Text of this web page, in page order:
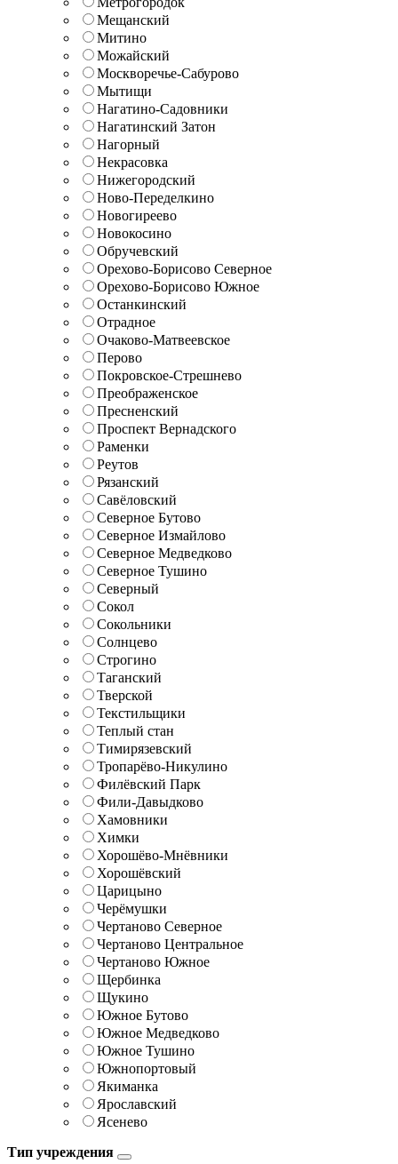
Мещанский
Митино
Можайский
Москворечье-Сабурово
Мытищи
Нагатино-Садовники
Нагатинский Затон
Нагорный
Некрасовка
Нижегородский
Ново-Переделкино
Новогиреево
Новокосино
Обручевский
Орехово-Борисово Северное
Орехово-Борисово Южное
Останкинский
Отрадное
Очаково-Матвеевское
Перово
Покровское-Стрешнево
Преображенское
Пресненский
Проспект Вернадского
Раменки
Реутов
Рязанский
Савёловский
Северное Бутово
Северное Измайлово
Северное Медведково
Северное Тушино
Северный
Сокол
Сокольники
Солнцево
Строгино
Таганский
Тверской
Текстильщики
Теплый стан
Тимирязевский
Тропарёво-Никулино
Филёвский Парк
Фили-Давыдково
Хамовники
Химки
Хорошёво-Мнёвники
Хорошёвский
Царицыно
Черёмушки
Чертаново Северное
Чертаново Центральное
Чертаново Южное
Щербинка
Щукино
Южное Бутово
Южное Медведково
Южное Тушино
Южнопортовый
Якиманка
Ярославский
Ясенево
Тип учреждения